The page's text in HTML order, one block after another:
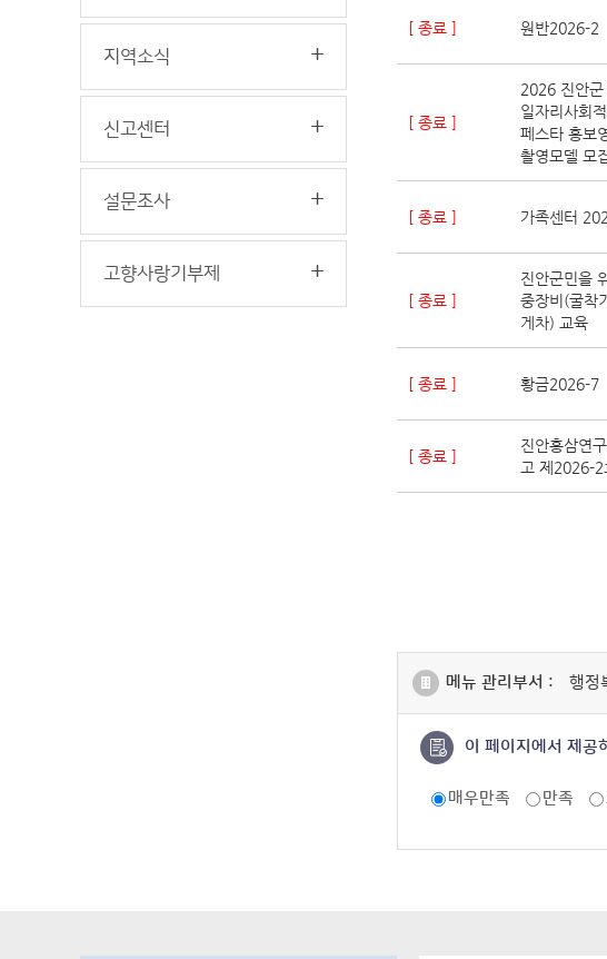
지역소식
신고센터
설문조사
고향사랑기부제
[ 종료 ] 원반2026-2
[ 종료 ]
2026 진안군
일자리사회
페스타 홍보
촬영모델 모
[ 종료 ] 가족센터
[ 종료 ]
진안군민을
중장비(굴착
게차) 교육
[ 종료 ] 황금2026-7
[ 종료 ]
진안홍삼연
고 제2026-2
메뉴 관리부서 : 행정
이 페이지에서 제공
매우만족 만족